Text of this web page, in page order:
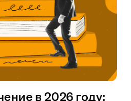
в 2026 году: